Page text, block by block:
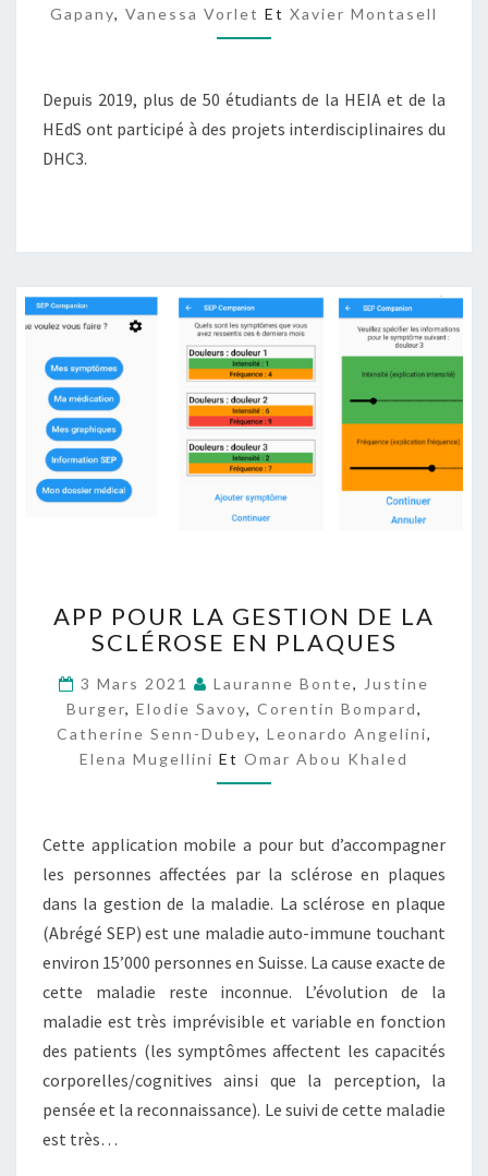
Gapany, Vanessa Vorlet Et Xavier Montasell
Depuis 2019, plus de 50 étudiants de la HEIA et de la
HEdS ont participé à des projets interdisciplinaires du
DHC3.
P
P
O
U
R
L
A
S
T
I
O
E
L
A
S
C
L
APP POUR LA GESTION DE LA
SCLÉROSE EN PLAQUES
3 Mars 2021 Lauranne Bonte,
Justine
Burger, Elodie Savoy, Corentin Bompard,
Catherine Senn-Dubey, Leonardo Angelini,
Elena Mugellini Et Omar Abou Khaled
Cette application mobile a pour but d’accompagner
les personnes affectées par la sclérose en plaques
dans la gestion de la maladie. La sclérose en plaque
(Abrégé SEP) est une maladie auto-immune touchant
environ 15’000 personnes en Suisse. La cause exacte de
cette maladie reste inconnue. L’évolution de la
maladie est très imprévisible et variable en fonction
des patients (les symptômes affectent les capacités
corporelles/cognitives ainsi que la perception, la
pensée et la reconnaissance). Le suivi de cette maladie
est très…